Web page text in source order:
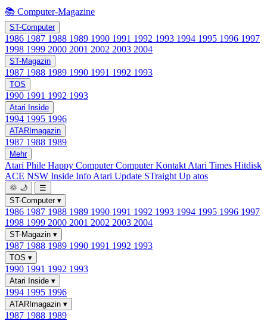
📚 Computer-Magazine
ST-Computer
1986 1987 1988 1989 1990 1991 1992 1993 1994 1995 1996 1997
1998 1999 2000 2001 2002 2003 2004
ST-Magazin
1987 1988 1989 1990 1991 1992 1993
TOS
1990 1991 1992 1993
Atari Inside
1994 1995 1996
ATARImagazin
1987 1988 1989
Mehr
Atari Phile Happy ComputerComputer Kontakt Atari Times Hitdisk
ACE NSW Inside Info Atari Update STraight Up atos
🌞 🌙
☰
ST-Computer ▾
1986 1987 1988 1989 1990 1991 1992 1993 1994 1995 1996 1997
1998 1999 2000 2001 2002 2003 2004
ST-Magazin ▾
1987 1988 1989 1990 1991 1992 1993
TOS ▾
1990 1991 1992 1993
Atari Inside ▾
1994 1995 1996
ATARImagazin ▾
1987 1988 1989